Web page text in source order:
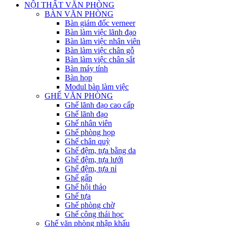
NỘI THẤT VĂN PHÒNG
BÀN VĂN PHÒNG
Bàn giám đốc verneer
Bàn làm việc lãnh đạo
Bàn làm việc nhân viên
Bàn làm việc chân gỗ
Bàn làm việc chân sắt
Bàn máy tính
Bàn họp
Modul bàn làm việc
GHẾ VĂN PHÒNG
Ghế lãnh đạo cao cấp
Ghế lãnh đạo
Ghế nhân viên
Ghế phòng họp
Ghế chân quỳ
Ghế đệm, tựa bằng da
Ghế đệm, tựa lưới
Ghế đệm, tựa nỉ
Ghế gấp
Ghế hội thảo
Ghế tựa
Ghế phòng chờ
Ghế công thái học
Ghế văn phòng nhập khẩu